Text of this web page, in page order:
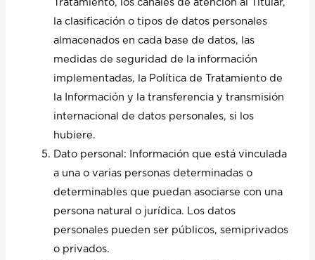
Tratamiento, los canales de atención al Titular,
la clasificación o tipos de datos personales
almacenados en cada base de datos, las
medidas de seguridad de la información
implementadas, la Política de Tratamiento de
la Información y la transferencia y transmisión
internacional de datos personales, si los
hubiere.
Dato personal: Información que está vinculada
a una o varias personas determinadas o
determinables que puedan asociarse con una
persona natural o jurídica. Los datos
personales pueden ser públicos, semiprivados
o privados.